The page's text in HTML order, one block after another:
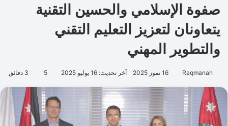
صفوة الإسلامي والحسين التقنية
يتعاونان لتعزيز التعليم التقني
والتطوير المهني
Raqmanah 16 تموز 2025 آخر تحديث: 16 يوليو 2025 5